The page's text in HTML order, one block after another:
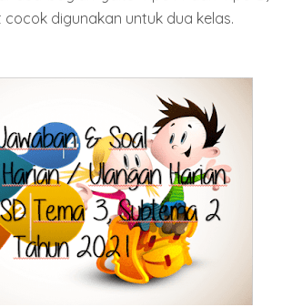
digunakan untuk dua kelas.